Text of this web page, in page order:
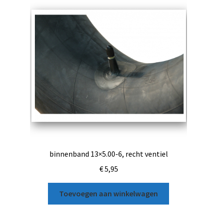
binnenband 13×5.00-6, recht ventiel
€5,95
Toevoegen aan winkelwagen